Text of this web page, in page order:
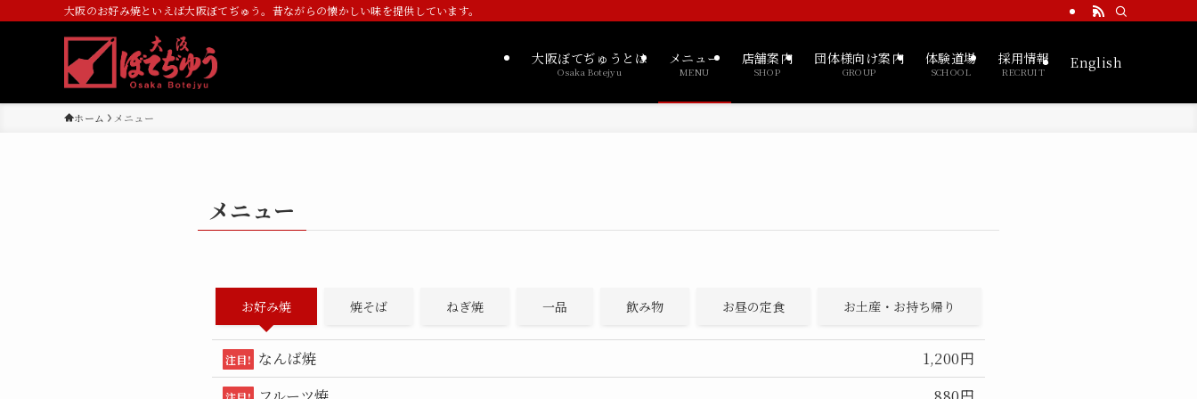
大阪のお好み焼といえば大阪ぼてぢゅう。昔ながらの懐かしい味を提供しています。
大阪ぼてぢゅうとは
Osaka Botejyu
メニュー
MENU
店舗案内
SHOP
団体様向け案内
GROUP
体験道場
SCHOOL
採用情報
RECRUIT
English
ホーム メニュー
メニュー
お好み焼 焼そば ねぎ焼 一品 飲み物 お昼の定食 お土産・お持ち帰り
注目! なんば焼 1,200円